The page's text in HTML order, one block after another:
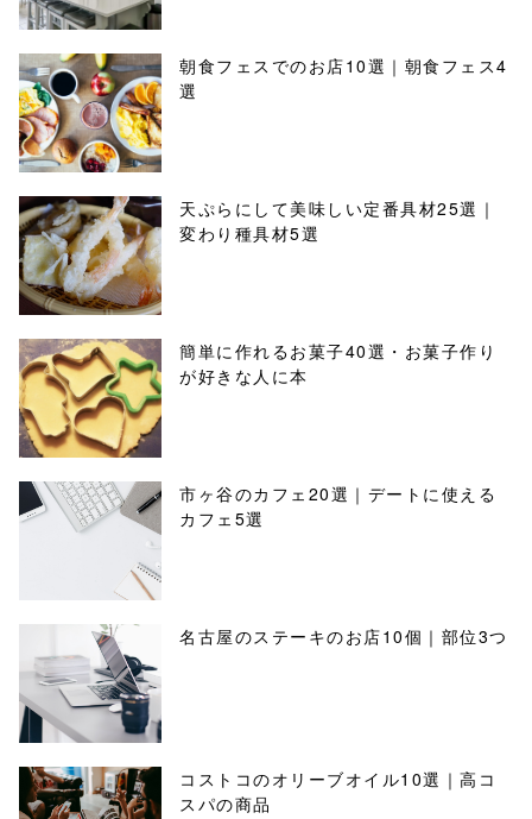
朝食フェスでのお店10選｜朝食フェス4
選
天ぷらにして美味しい定番具材25選｜
変わり種具材5選
簡単に作れるお菓子40選・お菓子作り
が好きな人に本
市ヶ谷のカフェ20選｜デートに使える
カフェ5選
名古屋のステーキのお店10個｜部位3つ
コストコのオリーブオイル10選｜高コ
スパの商品